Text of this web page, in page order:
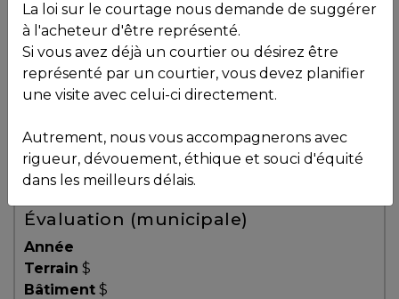
VOS
COURTIERS
Équipe
Partenaires
Témoignages
Blogue
VenduJ0T 2N0
Voir plus de photos
Évaluation (municipale)
Année
Terrain $
Bâtiment $
La loi sur le courtage nous demande de suggérer
à l'acheteur d'être représenté.
Si vous avez déjà un courtier ou désirez être
représenté par un courtier, vous devez planifier
une visite avec celui-ci directement.
Autrement, nous vous accompagnerons avec
rigueur, dévouement, éthique et souci d'équité
dans les meilleurs délais.